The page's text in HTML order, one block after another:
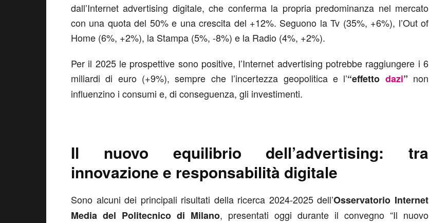
dall’Internet advertising digitale, che conferma la propria predominanza nel mercato
con una quota del 50% e una crescita del +12%. Seguono la Tv (35%, +6%), l’Out of
Home (6%, +2%), la Stampa (5%, -8%) e la Radio (4%, +2%).
Per il 2025 le prospettive sono positive, l’Internet advertising potrebbe raggiungere i 6
miliardi di euro (+9%), sempre che l’incertezza geopolitica e l’“effetto dazi” non
influenzino i consumi e, di conseguenza, gli investimenti.
Il nuovo equilibrio dell’advertising: tra
innovazione e responsabilità digitale
Sono alcuni dei principali risultati della ricerca 2024-2025 dell’Osservatorio Internet
Media del Politecnico di Milano, presentati oggi durante il convegno “Il nuovo